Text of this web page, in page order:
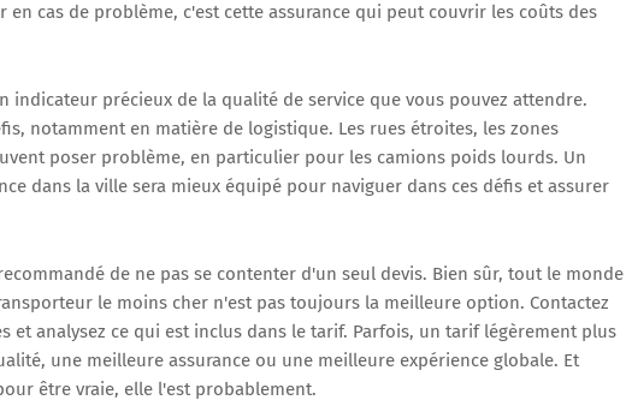
en cas de problème, c'est cette assurance qui peut couvrir les coûts des
indicateur précieux de la qualité de service que vous pouvez attendre.
notamment en matière de logistique. Les rues étroites, les zones
poser problème, en particulier pour les camions poids lourds. Un
dans la ville sera mieux équipé pour naviguer dans ces défis et assurer
de ne pas se contenter d'un seul devis. Bien sûr, tout le monde
le moins cher n'est pas toujours la meilleure option. Contactez
analysez ce qui est inclus dans le tarif. Parfois, un tarif légèrement plus
une meilleure assurance ou une meilleure expérience globale. Et
être vraie, elle l'est probablement.